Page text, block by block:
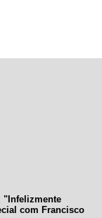
"Infelizmente
com Francisco